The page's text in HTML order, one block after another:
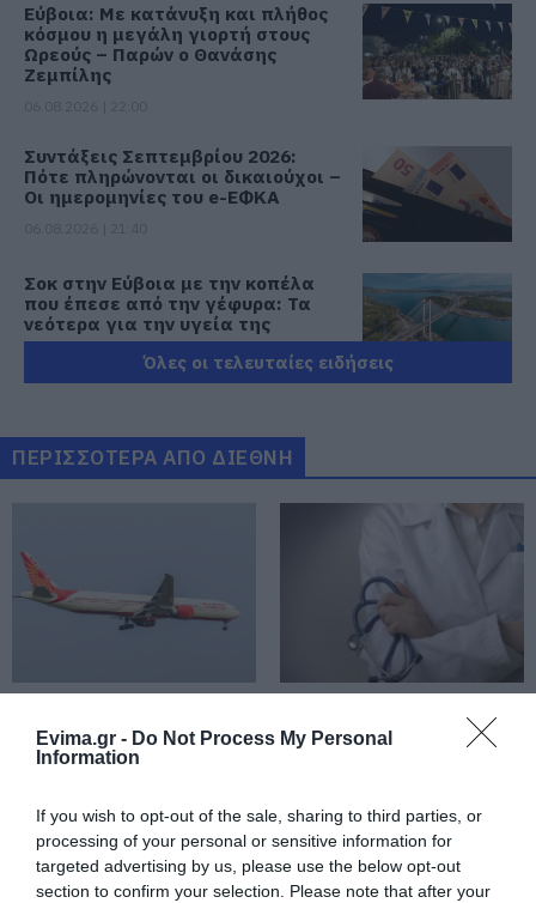
Evima.gr - Do Not Process My Personal
Information
If you wish to opt-out of the sale, sharing to third parties, or
processing of your personal or sensitive information for
targeted advertising by us, please use the below opt-out
section to confirm your selection. Please note that after your
Εύβοια: Με κατάνυξη και πλήθος
κόσμου η μεγάλη γιορτή στους
Ωρεούς – Παρών ο Θανάσης
Ζεμπίλης
Συντάξεις Σεπτεμβρίου 2026:
Πότε πληρώνονται οι δικαιούχοι –
Οι ημερομηνίες του e-ΕΦΚΑ
Σοκ στην Εύβοια με την κοπέλα
που έπεσε από την γέφυρα: Τα
νεότερα για την υγεία της
06.08.2026 | 21:20
– Νέο βίντεο
06.08.2026 | 21:00
κατανάλωσης σύμφωνα με ειδικό
στο μικροβίωμα του εντέρου
06.08.2026 | 21:00
Εύβοια: Ολοκληρώθηκε μεγάλο
06.08.2026 | 20:40
του Σωτήρος – Πως θα κάνετε το
τέλειο μαγείρεμα
06.08.2026 | 20:20
Όλες οι τελευταίες ειδήσεις
ΠΕΡΙΣΣΟΤΕΡΑ ΑΠΟ ΔΙΕΘΝΗ
Air India: Το
αεροσκάφος έχασε
απότομα ύψος – 17
διαθεσιμότητα
Έλληνας γιατρός του
συμπεριφορά